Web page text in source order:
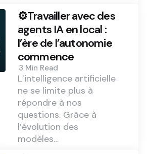
⚙️Travailler avec des
agents IA en local :
l’ère de l’autonomie
commence
3 Min Read
L’intelligence artificielle
ne se limite plus à
répondre à nos
questions. Grâce à
l’évolution des
modèles…